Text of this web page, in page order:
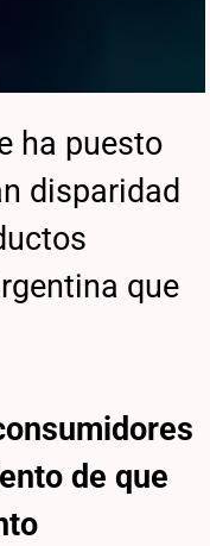
ha puesto
disparidad
que
de que